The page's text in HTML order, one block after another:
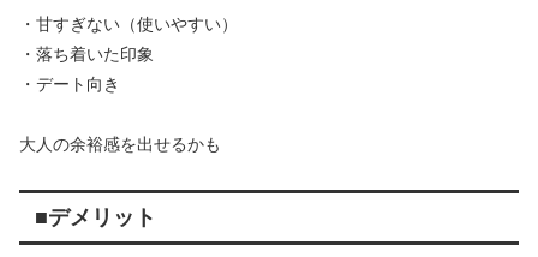
・甘すぎない（使いやすい）
・落ち着いた印象
・デート向き
大人の余裕感を出せるかも
■デメリット